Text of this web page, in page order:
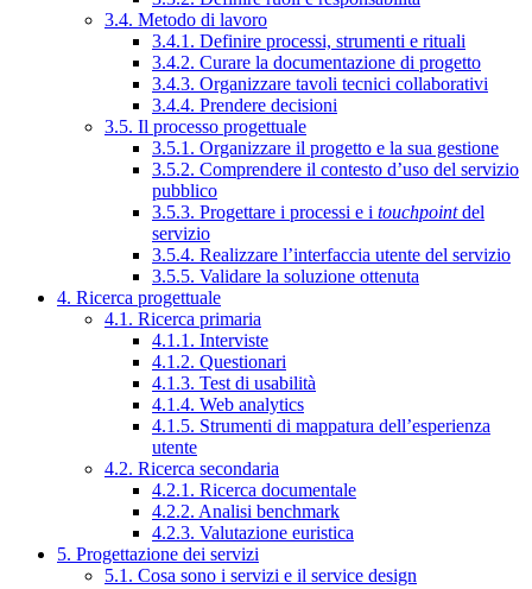
3.4. Metodo di lavoro
3.4.1. Definire processi, strumenti e rituali
3.4.2. Curare la documentazione di progetto
3.4.3. Organizzare tavoli tecnici collaborativi
3.4.4. Prendere decisioni
3.5. Il processo progettuale
3.5.1. Organizzare il progetto e la sua gestione
3.5.2. Comprendere il contesto d’uso del servizio
pubblico
3.5.3. Progettare i processi e i touchpointdel
servizio
3.5.4. Realizzare l’interfaccia utente del servizio
3.5.5. Validare la soluzione ottenuta
4. Ricerca progettuale
4.1. Ricerca primaria
4.1.1. Interviste
4.1.2. Questionari
4.1.3. Test di usabilità
4.1.4. Web analytics
4.1.5. Strumenti di mappatura dell’esperienza
utente
4.2. Ricerca secondaria
4.2.1. Ricerca documentale
4.2.2. Analisi benchmark
4.2.3. Valutazione euristica
5. Progettazione dei servizi
5.1. Cosa sono i servizi e il service design